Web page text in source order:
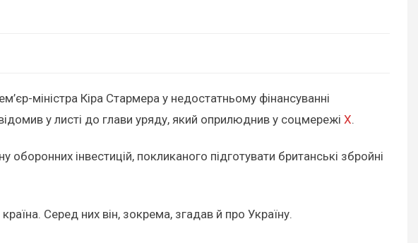
міністра Кіра Стармера у недостатньому фінансуванні
у листі до глави уряду, який оприлюднив у соцмережі X.
оборонних інвестицій, покликаного підготувати британські збройні
Серед них він, зокрема, згадав й про Україну.